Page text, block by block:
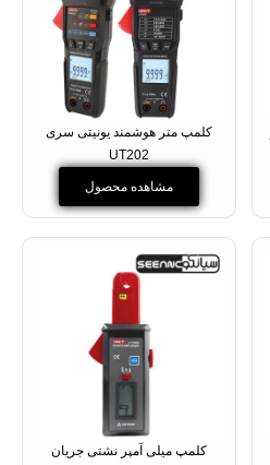
کلمپ متر هوشمند یونیتی سری
UT202
مشاهده محصول
کلمپ میلی آمپر نشتی جریان